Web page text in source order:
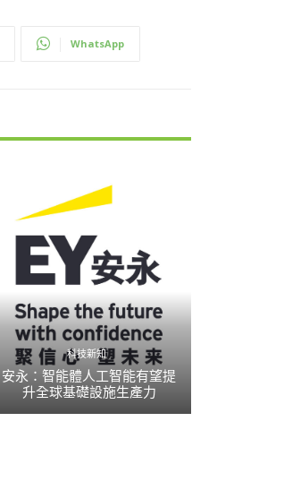
WhatsApp
科技新知
安永：智能體人工智能有望提
升全球基礎設施生產力